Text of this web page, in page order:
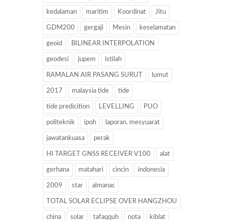
kedalaman maritim Koordinat Jitu
GDM200 gergaji Mesin keselamatan
geoid BILINEAR INTERPOLATION
geodesi jupem istilah
RAMALAN AIR PASANG SURUT lumut
2017 malaysia tide tide
tide predicition LEVELLING PUO
politeknik ipoh laporan. mesyuarat
jawatankuasa perak
HI TARGET GNSS RECEIVER V100 alat
gerhana matahari cincin indonesia
2009 star almanac
TOTAL SOLAR ECLIPSE OVER HANGZHOU
china solar tafaqquh nota kiblat